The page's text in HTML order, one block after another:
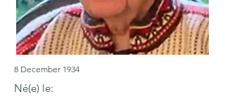
8 December 1934
Né(e) le: